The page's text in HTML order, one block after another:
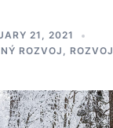
21, 2021
ROZVOJ , ROZVOJ